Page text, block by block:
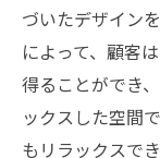
づいたデザイン
によって、顧客
得ることができ
ックスした空間
もリラックスで